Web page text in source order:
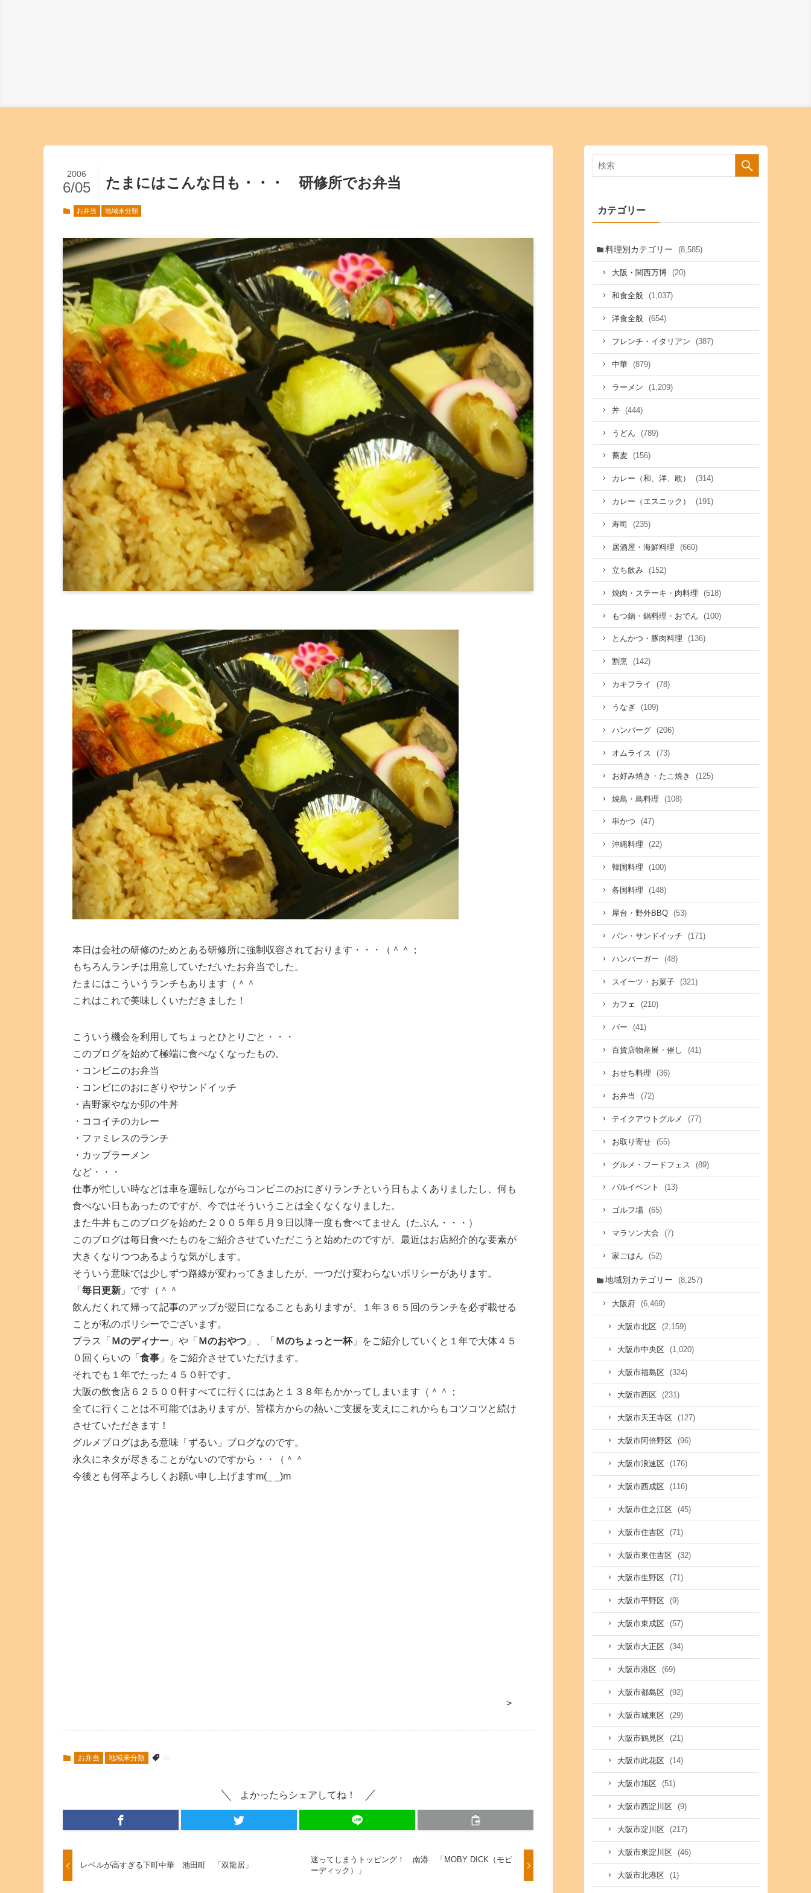
たまにはこんな日も・・・ 研修所でお弁当
2006
6/05
お弁当 地域未分類
本日は会社の研修のためとある研修所に強制収容されております・・・（＾＾；
もちろんランチは用意していただいたお弁当でした。
たまにはこういうランチもあります（＾＾
これはこれで美味しくいただきました！
こういう機会を利用してちょっとひとりごと・・・
このブログを始めて極端に食べなくなったもの。
・コンビニのお弁当
・コンビにのおにぎりやサンドイッチ
・吉野家やなか卯の牛丼
・ココイチのカレー
・ファミレスのランチ
・カップラーメン
など・・・
仕事が忙しい時などは車を運転しながらコンビニのおにぎりランチという日もよくありましたし、何も
食べない日もあったのですが、今ではそういうことは全くなくなりました。
また牛丼もこのブログを始めた２００５年５月９日以降一度も食べてません（たぶん・・・）
このブログは毎日食べたものをご紹介させていただこうと始めたのですが、最近はお店紹介的な要素が
大きくなりつつあるような気がします。
そういう意味では少しずつ路線が変わってきましたが、一つだけ変わらないポリシーがあります。
「 毎日更新 」です（＾＾
飲んだくれて帰って記事のアップが翌日になることもありますが、１年３６５回のランチを必ず載せる
ことが私のポリシーでございます。
プラス「 Ｍのディナー 」や「 Ｍのおやつ 」、「 Ｍのちょっと一杯」をご紹介していくと１年で大体４５
０回くらいの「 食事 」をご紹介させていただけます。
それでも１年でたった４５０軒です。
大阪の飲食店６２５００軒すべてに行くにはあと１３８年もかかってしまいます（＾＾；
全てに行くことは不可能ではありますが、皆様方からの熱いご支援を支えにこれからもコツコツと続け
させていただきます！
グルメブログはある意味「ずるい」ブログなのです。
永久にネタが尽きることがないのですから・・（＾＾
今後とも何卒よろしくお願い申し上げますm(_ _)m
>
お弁当 地域未分類
よかったらシェアしてね！
レベルが高すぎる下町中華 池田町 「双龍居」
迷ってしまうトッピング！ 南港 「MOBY DICK（モビ
ーディック）」
カテゴリー
料理別カテゴリー (8,585)
大阪・関西万博 (20)
和食全般 (1,037)
洋食全般 (654)
フレンチ・イタリアン (387)
中華 (879)
ラーメン (1,209)
丼 (444)
うどん (789)
蕎麦 (156)
カレー（和、洋、欧） (314)
カレー（エスニック） (191)
寿司 (235)
居酒屋・海鮮料理 (660)
立ち飲み (152)
焼肉・ステーキ・肉料理 (518)
もつ鍋・鍋料理・おでん (100)
とんかつ・豚肉料理 (136)
割烹 (142)
カキフライ (78)
うなぎ (109)
ハンバーグ (206)
オムライス (73)
お好み焼き・たこ焼き (125)
焼鳥・鳥料理 (108)
串かつ (47)
沖縄料理 (22)
韓国料理 (100)
各国料理 (148)
屋台・野外BBQ (53)
パン・サンドイッチ (171)
ハンバーガー (48)
スイーツ・お菓子 (321)
カフェ (210)
バー (41)
百貨店物産展・催し (41)
おせち料理 (36)
お弁当 (72)
テイクアウトグルメ (77)
お取り寄せ (55)
グルメ・フードフェス (89)
バルイベント (13)
ゴルフ場 (65)
マラソン大会 (7)
家ごはん (52)
地域別カテゴリー (8,257)
大阪府 (6,469)
大阪市北区 (2,159)
大阪市中央区 (1,020)
大阪市福島区 (324)
大阪市西区 (231)
大阪市天王寺区 (127)
大阪市阿倍野区 (96)
大阪市浪速区 (176)
大阪市西成区 (116)
大阪市住之江区 (45)
大阪市住吉区 (71)
大阪市東住吉区 (32)
大阪市生野区 (71)
大阪市平野区 (9)
大阪市東成区 (57)
大阪市大正区 (34)
大阪市港区 (69)
大阪市都島区 (92)
大阪市城東区 (29)
大阪市鶴見区 (21)
大阪市此花区 (14)
大阪市旭区 (51)
大阪市西淀川区 (9)
大阪市淀川区 (217)
大阪市東淀川区 (46)
大阪市北港区 (1)